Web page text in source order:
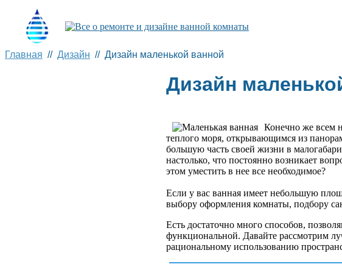
Главная // Дизайн // Дизайн маленькой ванной
Дизайн
Конечно же всем
теплого моря, открывающимся из
большую часть своей жизни в
настолько, что постоянно возникает
этом уместить в нее все необходимое?
Если у вас ванная имеет небольшую
выбору оформления комнаты, подбору
Есть достаточно много способов,
функциональной. Давайте рассмотрим
рациональному использованию